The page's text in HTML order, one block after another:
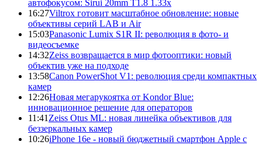
автофокусом: Sirui 20mm T1.8 1.33x
16:27Viltrox готовит масштабное обновление: новые
объективы серий LAB и Air
15:03Panasonic Lumix S1R II: революция в фото- и
видеосъемке
14:32Zeiss возвращается в мир фотооптики: новый
объектив уже на подходе
13:58Canon PowerShot V1: революция среди компактных
камер
12:26Новая мегарукоятка от Kondor Blue:
инновационное решение для операторов
11:41 Zeiss Otus ML: новая линейка объективов для
беззеркальных камер
10:26iPhone 16e - новый бюджетный смартфон Apple с